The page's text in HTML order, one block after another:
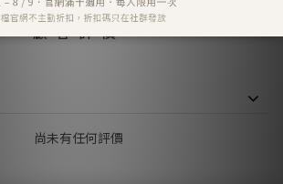
顧客評價
尚未有任何評價